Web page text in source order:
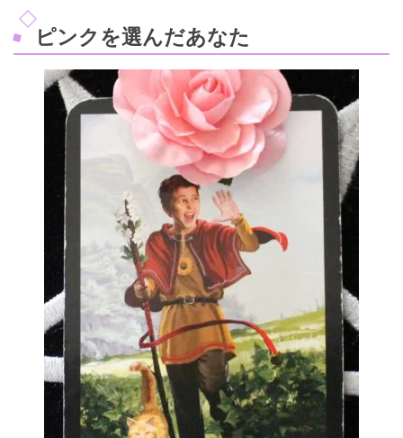
ピンクを選んだあなた